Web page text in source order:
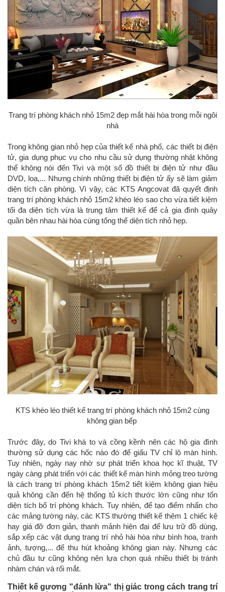
Trang trí phòng khách nhỏ 15m2 đẹp mắt hài hòa trong mỗi ngôi
nhà
Trong không gian nhỏ hẹp của thiết kế nhà phố, các thiết bị điện
tử, gia dụng phục vụ cho nhu cầu sử dụng thường nhật không
thể không nói đến Tivi và một số đồ thiết bị điện tử như đầu
DVD, loa,... Nhưng chính những thiết bị điện tử ấy sẽ làm giảm
diện tích căn phòng. Vì vậy, các KTS Angcovat đã quyết định
trang trí phòng khách nhỏ 15m2 khéo léo sao cho vừa tiết kiệm
tối đa diện tích vừa là trung tâm thiết kế để cả gia đình quây
quần bên nhau hài hòa cùng tổng thể diện tích nhỏ hẹp.
KTS khéo léo thiết kế trang trí phòng khách nhỏ 15m2 cùng
không gian bếp
Trước đây, do Tivi khá to và cồng kềnh nên các hộ gia đình
thường sử dụng các hốc nào đó để giấu TV chỉ lộ màn hình.
Tuy nhiên, ngày nay nhờ sự phát triển khoa học kĩ thuật, TV
ngày càng phát triển với các thiết kế màn hình mỏng treo tường
là cách trang trí phòng khách 15m2 tiết kiệm không gian hiệu
quả không cần đến hệ thống tủ kích thước lớn cũng như tốn
diện tích bố trí phòng khách. Tuy nhiên, để tạo điểm nhấn cho
các mảng tường này, các KTS thường thiết kế thêm 1 chiếc kệ
hay giá đỡ đơn giản, thanh mảnh hiện đại để lưu trữ đồ dùng,
sắp xếp các vật dụng trang trí nhỏ hài hòa như bình hoa, tranh
ảnh, tượng,... để thu hút khoảng không gian này. Nhưng các
chủ đầu tư cũng không nên lựa chọn quá nhiều thiết bị tránh
nhàm chán và rối mắt.
Thiết kế gương "đánh lừa" thị giác trong cách trang trí